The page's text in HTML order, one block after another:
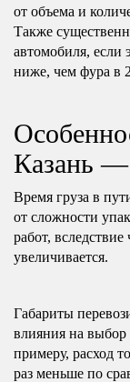
от объема и
Также
автомобиля, если
ниже, чем фура в
Казань —
Время груза в
от сложности
работ,
увеличивается.
Габариты
влияния на выбор
примеру, расход
раз меньше по